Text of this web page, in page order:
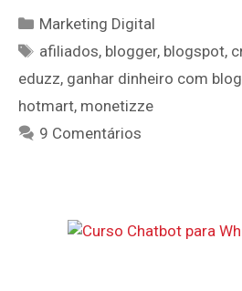
Categorias
Marketing Digital
Tags
afiliados, blogger, blogspot,
eduzz, ganhar dinheiro com
hotmart, monetizze
9 Comentários